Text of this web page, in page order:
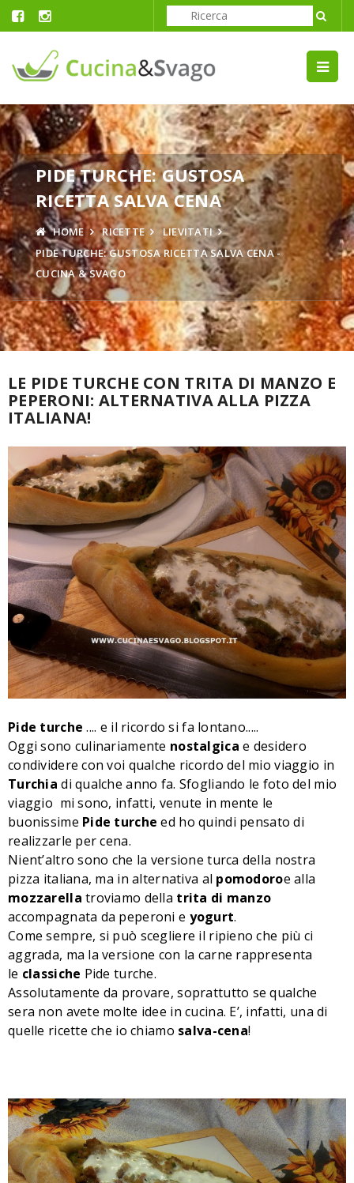
PIDE TURCHE: GUSTOSA
RICETTA SALVA CENA
HOME RICETTE
LIEVITATI
PIDE TURCHE: GUSTOSA RICETTA SALVA CENA -
CUCINA & SVAGO
LE PIDE TURCHE CON TRITA DI MANZO E
PEPERONI: ALTERNATIVA ALLA PIZZA
ITALIANA!
Pide turche.... e il ricordo si fa lontano.....
Oggi sono culinariamente nostalgica e desidero
condividere con voi qualche ricordo del mio viaggio in
Turchia di qualche anno fa. Sfogliando le foto del mio
viaggio mi sono, infatti, venute in mente le
buonissime Pide turche ed ho quindi pensato di
realizzarle per cena.
Nient’altro sono che la versione turca della nostra
pizza italiana, ma in alternativa al pomodoroe alla
mozzarella troviamo della trita di manzo
accompagnata da peperoni e yogurt.
Come sempre, si può scegliere il ripieno che più ci
aggrada, ma la versione con la carne rappresenta
le classiche Pide turche.
Assolutamente da provare, soprattutto se qualche
sera non avete molte idee in cucina. E’, infatti, una di
quelle ricette che io chiamo salva-cena!